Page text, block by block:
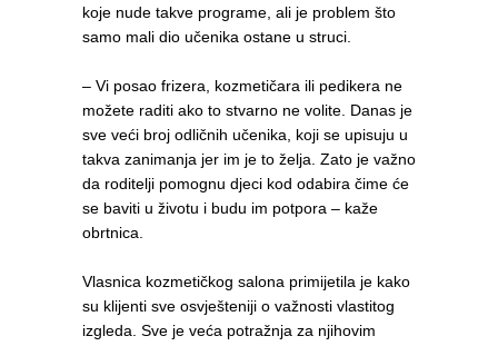
koje nude takve programe, ali je problem što
samo mali dio učenika ostane u struci.
– Vi posao frizera, kozmetičara ili pedikera ne
možete raditi ako to stvarno ne volite. Danas je
sve veći broj odličnih učenika, koji se upisuju u
takva zanimanja jer im je to želja. Zato je važno
da roditelji pomognu djeci kod odabira čime će
se baviti u životu i budu im potpora – kaže
obrtnica.
Vlasnica kozmetičkog salona primijetila je kako
su klijenti sve osvješteniji o važnosti vlastitog
izgleda. Sve je veća potražnja za njihovim